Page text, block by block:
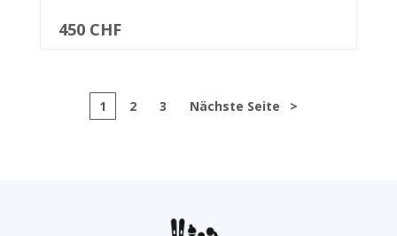
450 CHF
1 2 3 Nächste Seite >